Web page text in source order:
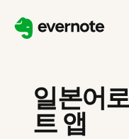
일본어
트 앱